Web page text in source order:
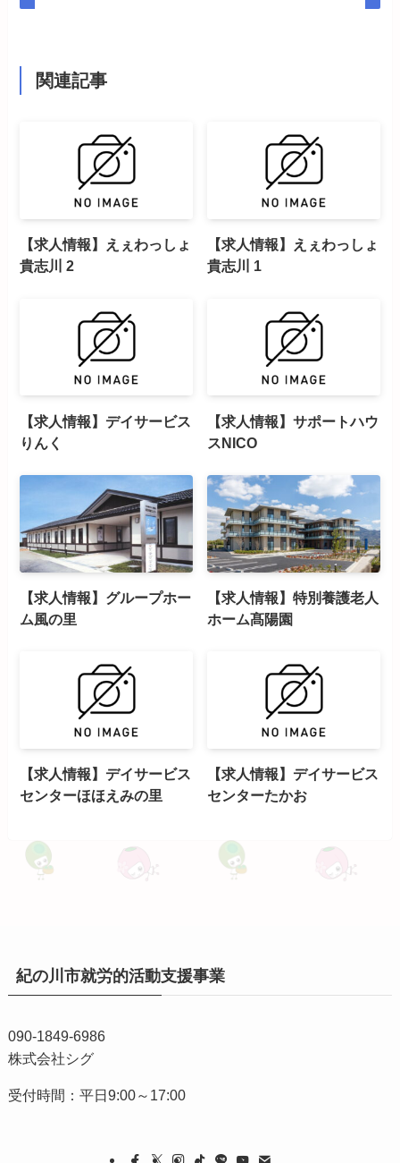
関連記事
【求人情報】えぇわっしょ
貴志川 2
【求人情報】えぇわっしょ
貴志川 1
【求人情報】デイサービス
りんく
【求人情報】サポートハウ
スNICO
【求人情報】グループホー
ム風の里
【求人情報】特別養護老人
ホーム髙陽園
【求人情報】デイサービス
センターほほえみの里
【求人情報】デイサービス
センターたかお
紀の川市就労的活動支援事業
090-1849-6986
株式会社シグ
受付時間：平日9:00～17:00